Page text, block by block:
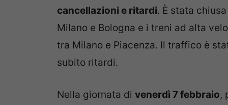
cancellazioni e ritardi. È stata
Milano e Bologna e i treni ad alta
tra Milano e Piacenza. Il traffico è
subito ritardi.
Nella giornata di venerdì 7 febbraio,